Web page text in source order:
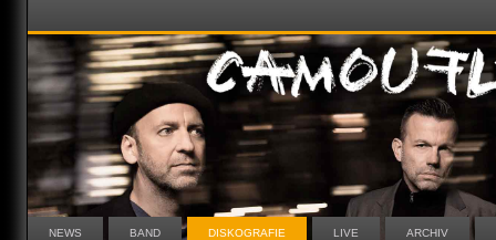
NEWS BAND DISKOGRAFIE LIVE ARCHIV